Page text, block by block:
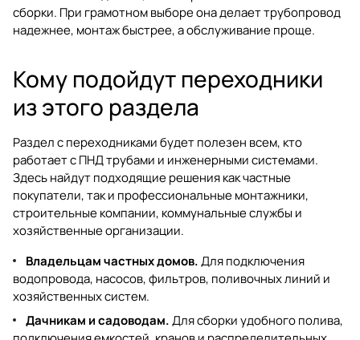
сборки. При грамотном выборе она делает трубопровод
надежнее, монтаж быстрее, а обслуживание проще.
Кому подойдут переходники
из этого раздела
Раздел с переходниками будет полезен всем, кто
работает с ПНД трубами и инженерными системами.
Здесь найдут подходящие решения как частные
покупатели, так и профессиональные монтажники,
строительные компании, коммунальные службы и
хозяйственные организации.
Владельцам частных домов.Для подключения
водопровода, насосов, фильтров, поливочных линий и
хозяйственных систем.
Дачникам и садоводам.Для сборки удобного полива,